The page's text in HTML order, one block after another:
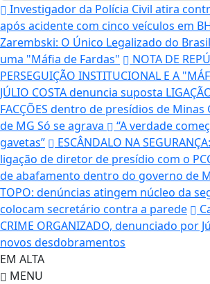
Investigador da Polícia Civil atira
após acidente com cinco veículos em
Zarembski: O Único Legalizado do
uma "Máfia de Fardas"
NOTA DE
PERSEGUIÇÃO INSTITUCIONAL E A
JÚLIO COSTA denuncia suposta
FACÇÕES dentro de presídios de Minas
de MG Só se agrava
“A verdade
gavetas”
ESCÂNDALO NA
ligação de diretor de presídio com o
de abafamento dentro do governo de
TOPO: denúncias atingem núcleo da
colocam secretário contra a parede
CRIME ORGANIZADO, denunciado por
novos desdobramentos
EM ALTA
MENU